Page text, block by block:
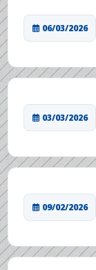
06/03/2026
03/03/2026
09/02/2026